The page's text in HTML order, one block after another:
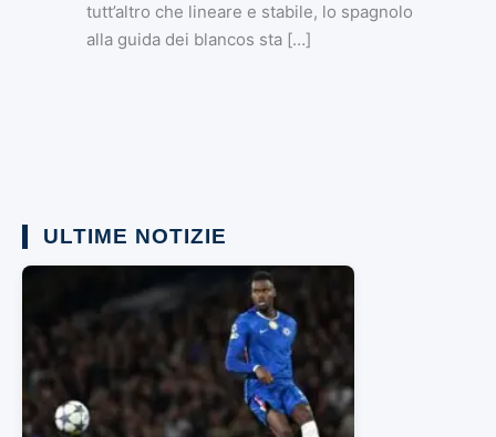
tutt’altro che lineare e stabile, lo spagnolo
alla guida dei blancos sta […]
ULTIME NOTIZIE